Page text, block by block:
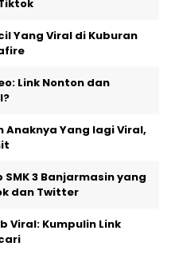
Yang Viral di Kuburan
Link Nonton dan
Anaknya Yang lagi Viral,
SMK 3 Banjarmasin yang
dan Twitter
Viral: Kumpulin Link